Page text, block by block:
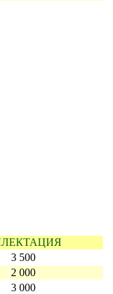
3 500
2 000
3 000